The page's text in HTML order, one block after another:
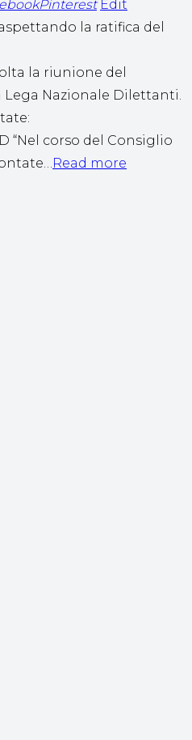
Pinterest Edit
la ratifica del
la riunione del
Nazionale Dilettanti.
“Nel corso del Consiglio
Read more